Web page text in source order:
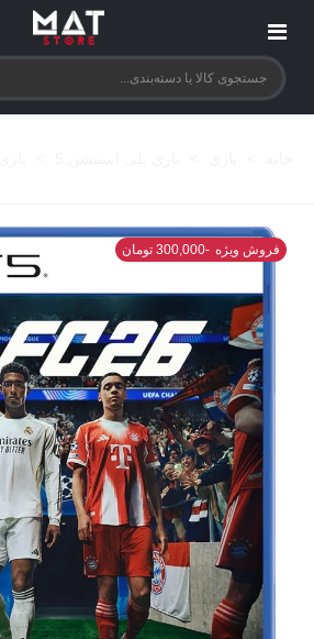
فروش ویژه -300,000 تومان